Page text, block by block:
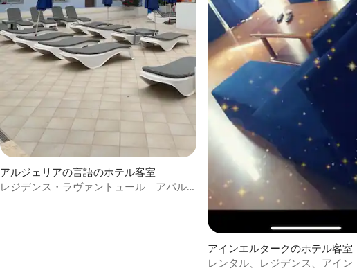
アルジェリアの言語のホテル客室
レジデンス・ラヴァントュール アパル
アインエルタークのホテル客室
レンタル、レジデンス、アイン